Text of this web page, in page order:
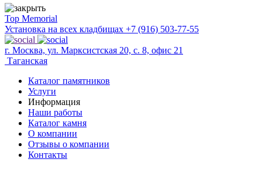
Top Memorial
Установка на всех кладбищах +7 (916) 503-77-55
г. Москва, ул. Марксистская 20, с. 8, офис 21
Таганская
Каталог памятников
Услуги
Информация
Наши работы
Каталог камня
О компании
Отзывы о компании
Контакты